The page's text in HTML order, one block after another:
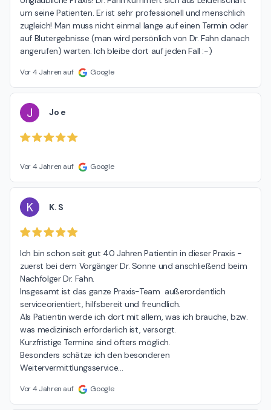
um seine Patienten. Er ist sehr professionell und menschlich
zugleich! Man muss nicht einmal lange auf einen Termin oder
auf Blutergebnisse (man wird persönlich von Dr. Fahn danach
angerufen) warten. Ich bleibe dort auf jeden Fall :-)
Vor 4 Jahren auf Google
J Jo e
Vor 4 Jahren auf Google
K K. S
Ich bin schon seit gut 40 Jahren Patientin in dieser Praxis -
zuerst bei dem Vorgänger Dr. Sonne und anschließend beim
Nachfolger Dr. Fahn.
Insgesamt ist das ganze Praxis-Team  außerordentlich
serviceorientiert, hilfsbereit und freundlich.
Als Patientin werde ich dort mit allem, was ich brauche, bzw.
was medizinisch erforderlich ist, versorgt.
Kurzfristige Termine sind öfters möglich.
Besonders schätze ich den besonderen
Weitervermittlungsservice…
Vor 4 Jahren auf Google